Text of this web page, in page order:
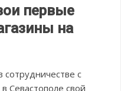
первые
на
сотрудничестве с
Севастополе свой